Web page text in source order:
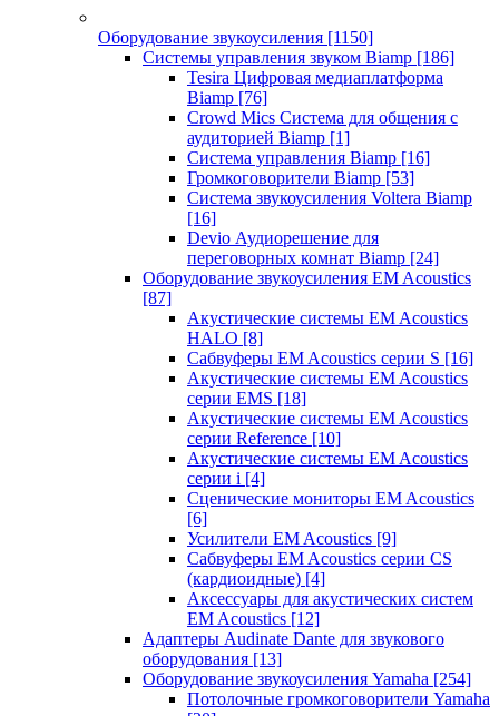
Оборудование звукоусиления [1150]
Системы управления звуком Biamp [186]
Tesira Цифровая медиаплатформа
Biamp [76]
Crowd Mics Система для общения с
аудиторией Biamp [1]
Система управления Biamp [16]
Громкоговорители Biamp [53]
Система звукоусиления Voltera Biamp
[16]
Devio Аудиорешение для
переговорных комнат Biamp [24]
Оборудование звукоусиления EM Acoustics
[87]
Акустические системы EM Acoustics
HALO [8]
Сабвуферы EM Acoustics серии S [16]
Акустические системы EM Acoustics
серии EMS [18]
Акустические системы EM Acoustics
серии Reference [10]
Акустические системы EM Acoustics
серии i [4]
Сценические мониторы EM Acoustics
[6]
Усилители EM Acoustics [9]
Сабвуферы EM Acoustics серии CS
(кардиоидные) [4]
Аксессуары для акустических систем
EM Acoustics [12]
Адаптеры Audinate Dante для звукового
оборудования [13]
Оборудование звукоусиления Yamaha [254]
Потолочные громкоговорители Yamaha